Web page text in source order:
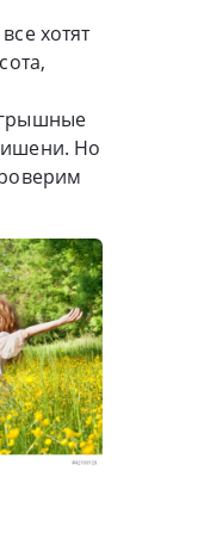
хотят
Но